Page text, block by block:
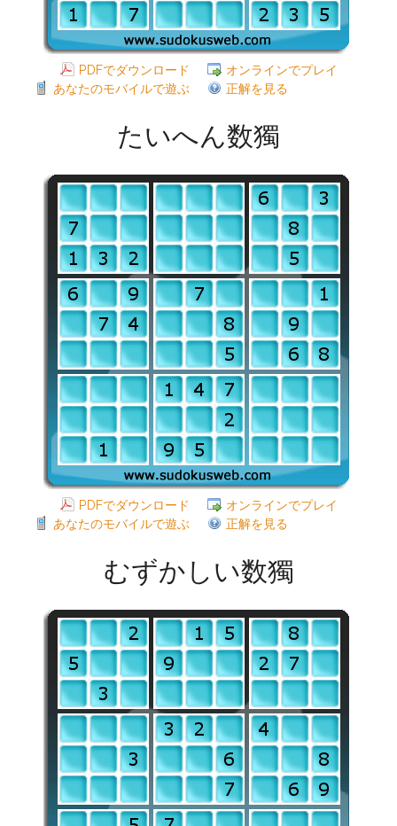
PDFでダウンロード
オンラインでプレイ
あなたのモバイルで遊ぶ
正解を見る
たいへん数獨
PDFでダウンロード
オンラインでプレイ
あなたのモバイルで遊ぶ
正解を見る
むずかしい数獨